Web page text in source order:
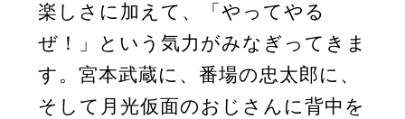
楽しさに加えて、「やってやる
ぜ！」という気力がみなぎってきま
す。宮本武蔵に、番場の忠太郎に、
そして月光仮面のおじさんに背中を